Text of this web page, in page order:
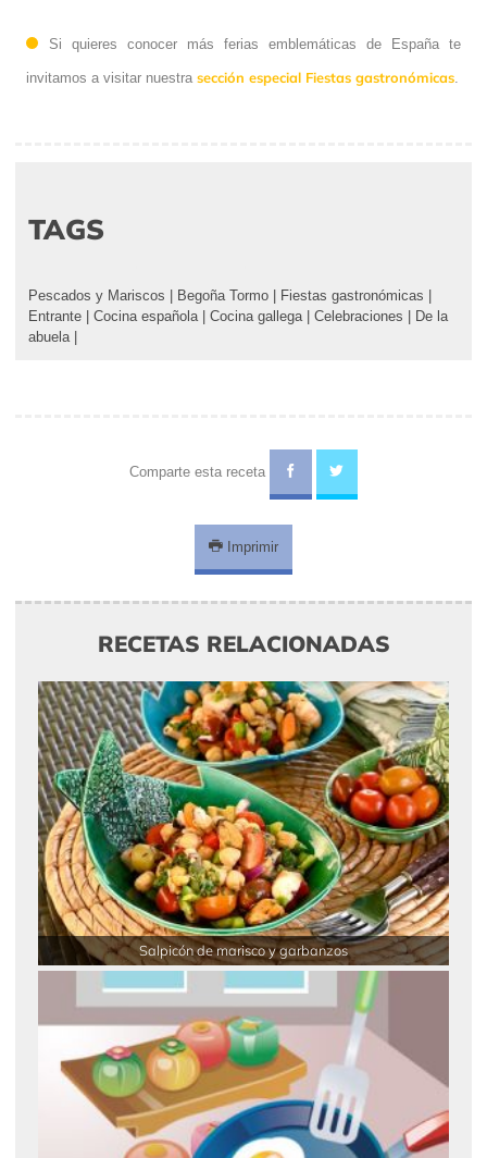
Si quieres conocer más ferias emblemáticas de España te
invitamos a visitar nuestra sección especial Fiestas gastronómicas
TAGS
Pescados y Mariscos Begoña Tormo Fiestas gastronómicas
Entrante
Cocina española Cocina gallega Celebraciones
De la
abuela
Comparte esta receta
Imprimir
RECETAS RELACIONADAS
Salpicón de marisco y garbanzos